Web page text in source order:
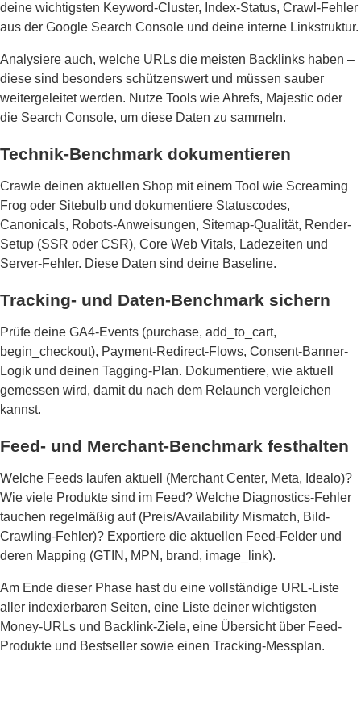
deine wichtigsten Keyword-Cluster, Index-Status, Crawl-Fehler
aus der Google Search Console und deine interne Linkstruktur.
Analysiere auch, welche URLs die meisten Backlinks haben –
diese sind besonders schützenswert und müssen sauber
weitergeleitet werden. Nutze Tools wie Ahrefs, Majestic oder
die Search Console, um diese Daten zu sammeln.
Technik-Benchmark dokumentieren
Crawle deinen aktuellen Shop mit einem Tool wie Screaming
Frog oder Sitebulb und dokumentiere Statuscodes,
Canonicals, Robots-Anweisungen, Sitemap-Qualität, Render-
Setup (SSR oder CSR), Core Web Vitals, Ladezeiten und
Server-Fehler. Diese Daten sind deine Baseline.
Tracking- und Daten-Benchmark sichern
Prüfe deine GA4-Events (purchase, add_to_cart,
begin_checkout), Payment-Redirect-Flows, Consent-Banner-
Logik und deinen Tagging-Plan. Dokumentiere, wie aktuell
gemessen wird, damit du nach dem Relaunch vergleichen
kannst.
Feed- und Merchant-Benchmark festhalten
Welche Feeds laufen aktuell (Merchant Center, Meta, Idealo)?
Wie viele Produkte sind im Feed? Welche Diagnostics-Fehler
tauchen regelmäßig auf (Preis/Availability Mismatch, Bild-
Crawling-Fehler)? Exportiere die aktuellen Feed-Felder und
deren Mapping (GTIN, MPN, brand, image_link).
Am Ende dieser Phase hast du eine vollständige URL-Liste
aller indexierbaren Seiten, eine Liste deiner wichtigsten
Money-URLs und Backlink-Ziele, eine Übersicht über Feed-
Produkte und Bestseller sowie einen Tracking-Messplan.